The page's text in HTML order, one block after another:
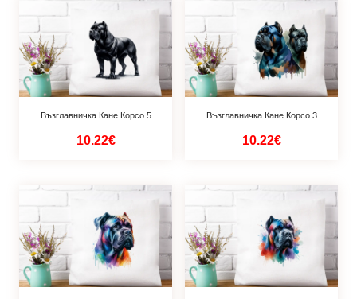
Възглавничка Кане Корсо 5
10.22€
Възглавничка Кане Корсо 3
10.22€